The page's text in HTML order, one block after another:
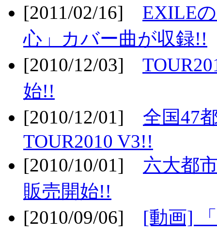
[2011/02/16] EXILE
心」カバー曲が収録!!
[2010/12/03]
始!!
[2010/12/01] 全国47
TOUR2010 V3!!
[2010/10/01] 六大都
販売開始!!
[2010/09/06] [動画]